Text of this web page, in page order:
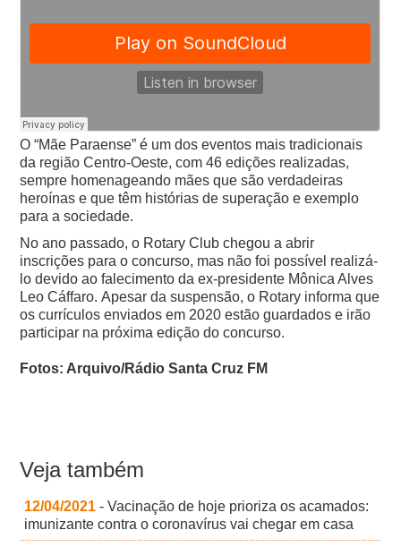
O “Mãe Paraense” é um dos eventos mais tradicionais
da região Centro-Oeste, com 46 edições realizadas,
sempre homenageando mães que são verdadeiras
heroínas e que têm histórias de superação e exemplo
para a sociedade.
No ano passado, o Rotary Club chegou a abrir
inscrições para o concurso, mas não foi possível realizá-
lo devido ao falecimento da ex-presidente Mônica Alves
Leo Cáffaro.Apesar da suspensão, o Rotary informa que
os currículos enviados em 2020 estão guardados e irão
participar na próxima edição do concurso.
Fotos: Arquivo/Rádio Santa Cruz FM
Veja também
12/04/2021 - Vacinação de hoje prioriza os acamados:
imunizante contra o coronavírus vai chegar em casa